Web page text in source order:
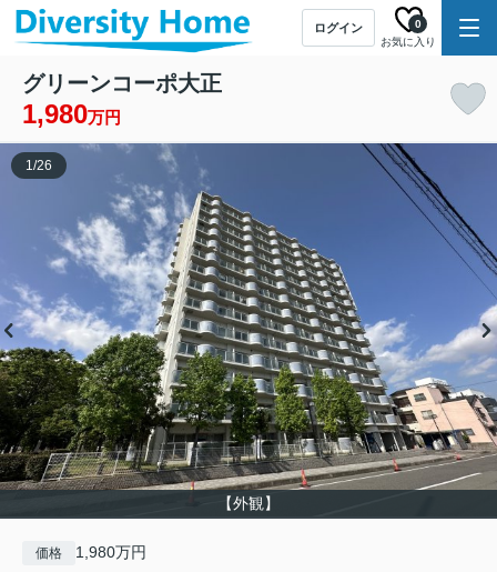
ログイン
お気に入り
0
グリーンコーポ大正
1,980万円
【外観】
1/26
価格 1,980万円